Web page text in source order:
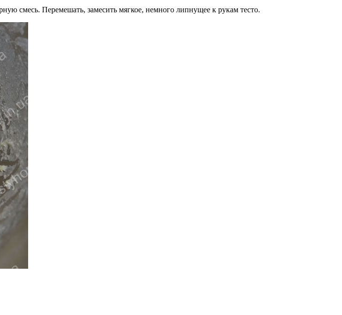
смесь. Перемешать, замесить мягкое, немного липнущее к рукам тесто.